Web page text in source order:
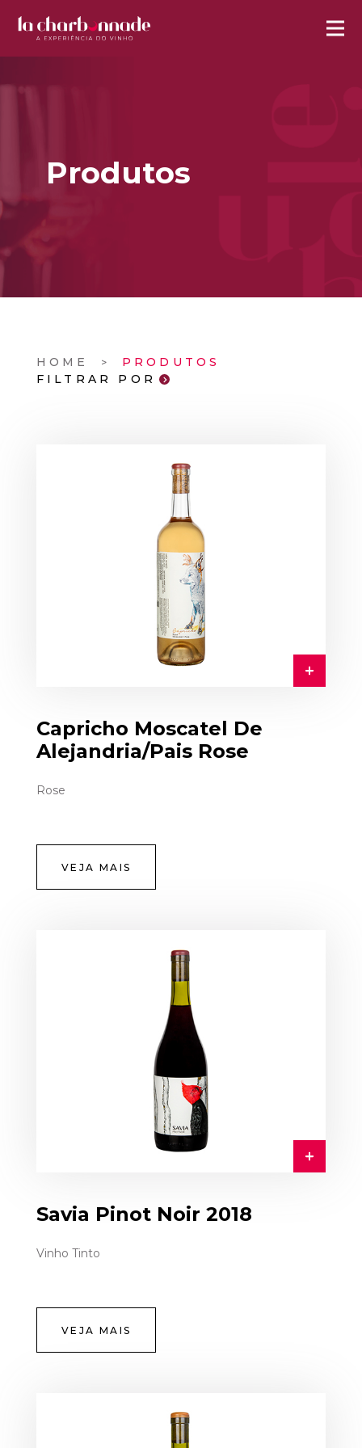
Produtos
HOME
PRODUTOS
FILTRAR POR
Capricho Moscatel De
Alejandria/Pais Rose
Rose
VEJA MAIS
Savia Pinot Noir 2018
Vinho Tinto
VEJA MAIS